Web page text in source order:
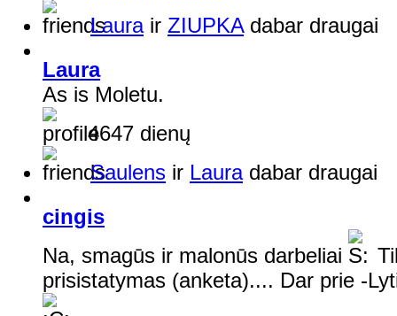
Laurair ZIUPKAdabar draugai
Laura
As is Moletu.
4647 dienų
Saulens ir Lauradabar draugai
cingis
Na, smagūs ir malonūs darbeliai
prisistatymas (anketa).... Dar prie -